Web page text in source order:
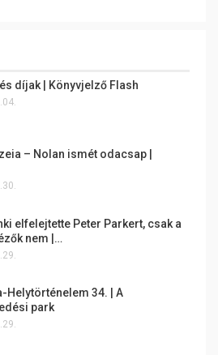
díjak | Könyvjelző Flash
– Nolan ismét odacsap |
elfelejtette Peter Parkert, csak a
nem |…
Helytörténelem 34. | A
park